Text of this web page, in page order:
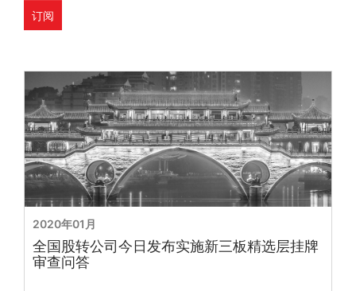
全国股转公司今日发布实施新三板精选层挂牌
审查问答
2020年01月